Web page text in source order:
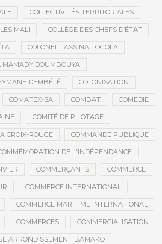
COLLECTIVITÉS TERRITORIALES
MALI COLLÈGE DES CHEFS D’ÉTAT
COLONEL LASSINA TOGOLA
MAMADY DOUMBOUYA
DEMBÉLÉ COLONISATION
COMATEX-SA COMBAT COMÉDIE
COMITÉ DE PILOTAGE
CROIX-ROUGE COMMANDE PUBLIQUE
DE L'INDÉPENDANCE
COMMERÇANTS COMMERCE
COMMERCE INTERNATIONAL
COMMERCE MARITIME INTERNATIONAL
COMMERCES COMMERCIALISATION
ARRONDISSEMENT BAMAKO